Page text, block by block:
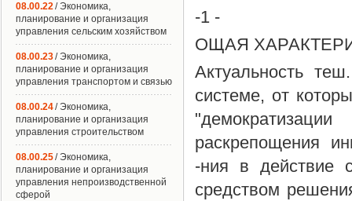
-1 -
ОЩАЯ
Актуальность
системе, от
раскрепощения
-ния в действие
средством
08.00.22/ Экономика,
планирование и организация
управления сельским хозяйством
08.00.23/ Экономика,
планирование и организация
управления транспортом и связью
08.00.24/ Экономика,
планирование и организация
управления строительством
08.00.25/ Экономика,
планирование и организация
управления непроизводственной
сферой